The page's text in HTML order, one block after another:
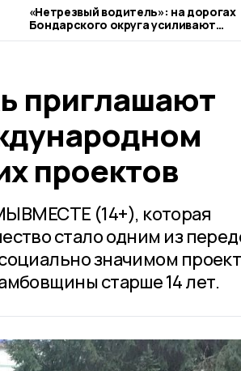
«Нетрезвый водитель»: на дорогах
Бондарского округа усиливают
контроль
приглашают
проектов
(14+), которая
стало одним из
значимом
старше 14 лет.